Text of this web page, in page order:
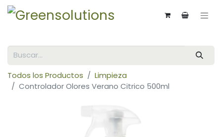
Todos los Productos
Limpieza
Controlador Olores Verano Citrico 500ml